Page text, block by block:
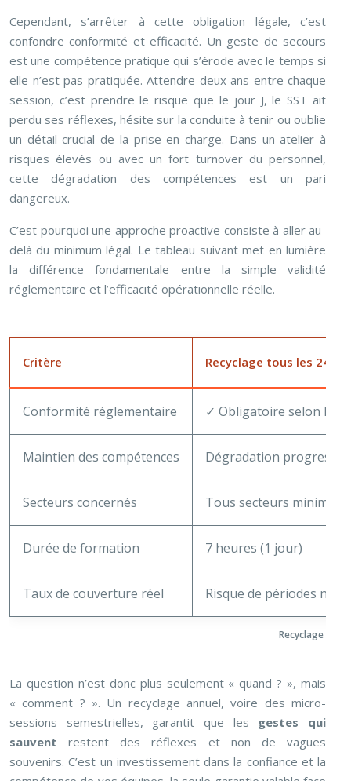
Cependant, s’arrêter à cette obligation légale, c’est
confondre conformité et efficacité. Un geste de secours
est une compétence pratique qui s’érode avec le temps si
elle n’est pas pratiquée. Attendre deux ans entre chaque
session, c’est prendre le risque que le jour J, le SST ait
perdu ses réflexes, hésite sur la conduite à tenir ou oublie
un détail crucial de la prise en charge. Dans un atelier à
risques élevés ou avec un fort turnover du personnel,
cette dégradation des compétences est un pari
dangereux.
C’est pourquoi une approche proactive consiste à aller au-
delà du minimum légal. Le tableau suivant met en lumière
la différence fondamentale entre la simple validité
réglementaire et l’efficacité opérationnelle réelle.
Recyclage
Critère Recyclage tous les 24
Conformité réglementaire ✓ Obligatoire selon
Maintien des compétences Dégradation
Secteurs concernés Tous secteurs minimum
Durée de formation 7 heures (1 jour)
Taux de couverture réel Risque de périodes non
La question n’est donc plus seulement « quand ? », mais
« comment ? ». Un recyclage annuel, voire des micro-
sessions semestrielles, garantit que les gestes qui
sauvent restent des réflexes et non de vagues
souvenirs. C’est un investissement dans la confiance et la